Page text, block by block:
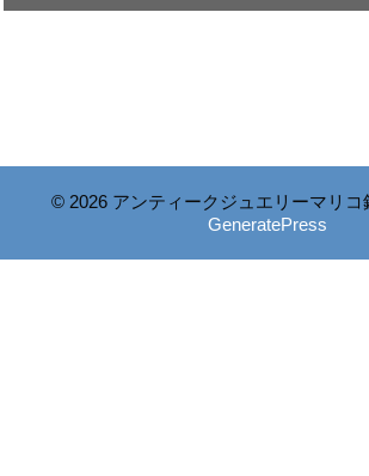
© 2026 アンティークジュエリーマリコ
GeneratePress